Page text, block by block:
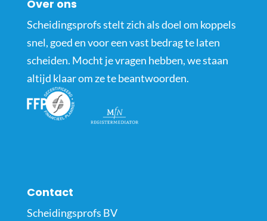
Over ons
Scheidingsprofs stelt zich als doel om koppels
snel, goed en voor een vast bedrag te laten
scheiden. Mocht je vragen hebben, we staan
altijd klaar om ze te beantwoorden.
Contact
Scheidingsprofs BV